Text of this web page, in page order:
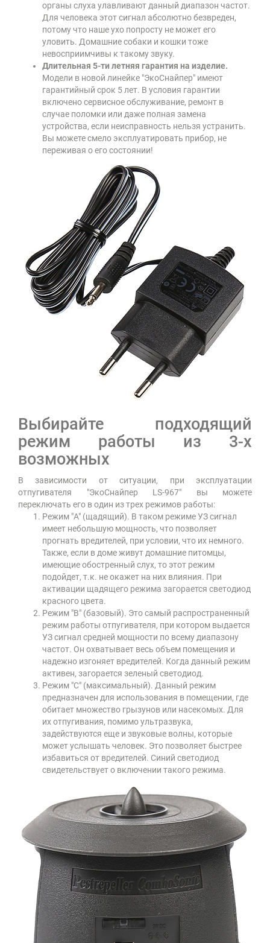
органы слуха улавливают данный диапазон частот.
Для человека этот сигнал абсолютно безвреден,
потому что наше ухо попросту не может его
уловить. Домашние собаки и кошки тоже
невосприимчивы к такому звуку.
Длительная 5-ти летняя гарантия на изделие.
Модели в новой линейке "ЭкоСнайпер" имеют
гарантийный срок 5 лет. В условия гарантии
включено сервисное обслуживание, ремонт в
случае поломки или даже полная замена
устройства, если неисправность нельзя устранить.
Вы можете смело эксплуатировать прибор, не
переживая о его состоянии!
Выбирайте подходящий
режим работы из 3-х
возможных
В зависимости от ситуации, при эксплуатации
отпугивателя "ЭкоСнайпер LS-967" вы можете
переключать его в один из трех режимов работы:
Режим "A" (щадящий). В таком режиме УЗ сигнал
имеет небольшую мощность, что позволяет
прогнать вредителей, при условии, что их немного.
Также, если в доме живут домашние питомцы,
имеющие обостренный слух, то этот режим
подойдет, т.к. не окажет на них влияния. При
активации щадящего режима загорается светодиод
красного цвета.
Режим "B" (базовый). Это самый распространенный
режим работы отпугивателя, при котором выдается
УЗ сигнал средней мощности по всему диапазону
частот. Он охватывает весь объем помещения и
надежно изгоняет вредителей. Когда данный режим
активен, загорается зеленый светодиод.
Режим "C" (максимальный). Данный режим
предназначен для использования в помещении, где
обитает множество грызунов или насекомых. Для
их отпугивания, помимо ультразвука,
задействуются еще и звуковые волны, которые
может услышать человек. Это позволяет быстрее
избавиться от вредителей. Синий светодиод
свидетельствует о включении такого режима.